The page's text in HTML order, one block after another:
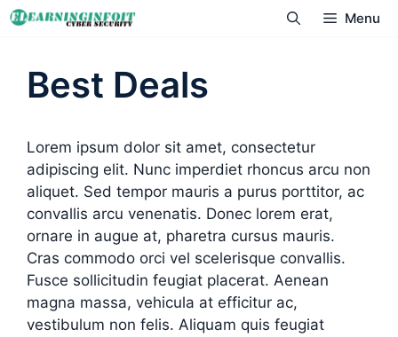
Skip
Menu
Best Deals
Lorem ipsum dolor sit amet, consectetur
adipiscing elit. Nunc imperdiet rhoncus arcu non
aliquet. Sed tempor mauris a purus porttitor, ac
convallis arcu venenatis. Donec lorem erat,
ornare in augue at, pharetra cursus mauris.
Cras commodo orci vel scelerisque convallis.
Fusce sollicitudin feugiat placerat. Aenean
magna massa, vehicula at efficitur ac,
vestibulum non felis. Aliquam quis feugiat